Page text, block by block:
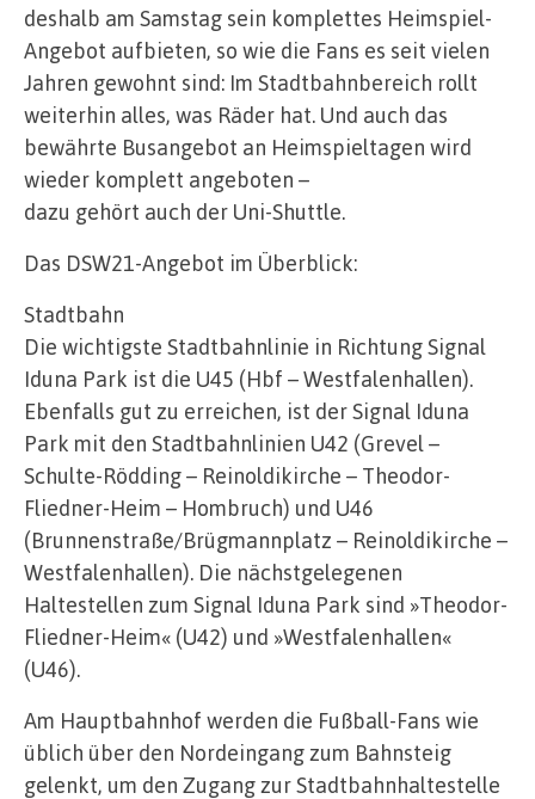
deshalb am Samstag sein komplettes Heimspiel-
Angebot aufbieten, so wie die Fans es seit vielen
Jahren gewohnt sind: Im Stadtbahnbereich rollt
weiterhin alles, was Räder hat. Und auch das
bewährte Busangebot an Heimspieltagen wird
wieder komplett angeboten –
dazu gehört auch der Uni-Shuttle.
Das DSW21-Angebot im Überblick:
Stadtbahn
Die wichtigste Stadtbahnlinie in Richtung Signal
Iduna Park ist die U45 (Hbf – Westfalenhallen).
Ebenfalls gut zu erreichen, ist der Signal Iduna
Park mit den Stadtbahnlinien U42 (Grevel –
Schulte-Rödding – Reinoldikirche – Theodor-
Fliedner-Heim – Hombruch) und U46
(Brunnenstraße/Brügmannplatz – Reinoldikirche –
Westfalenhallen). Die nächstgelegenen
Haltestellen zum Signal Iduna Park sind »Theodor-
Fliedner-Heim« (U42) und »Westfalenhallen«
(U46).
Am Hauptbahnhof werden die Fußball-Fans wie
üblich über den Nordeingang zum Bahnsteig
gelenkt, um den Zugang zur Stadtbahnhaltestelle